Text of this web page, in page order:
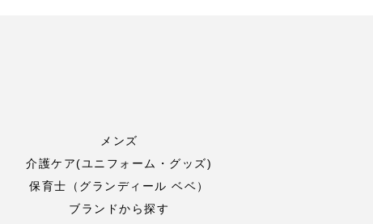
メンズ
介護ケア(ユニフォーム・グッズ)
保育士（グランディール ベベ）
ブランドから探す